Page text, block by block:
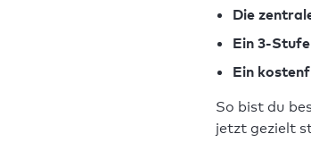
Syntaxprüfung: 0 Fehler
Die
Ein 3-
Ein
So bist du
jetzt gezielt